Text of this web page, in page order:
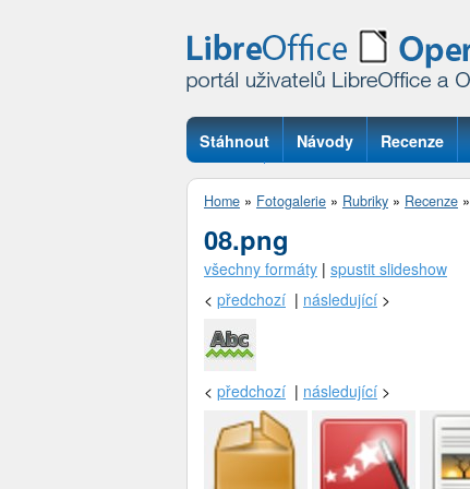
Stáhnout Návody Recenze
Otázky
Home » Fotogalerie » Rubriky » Recenze »
08.png
všechny formáty | spustit slideshow
< předchozí | následující >
< předchozí | následující >